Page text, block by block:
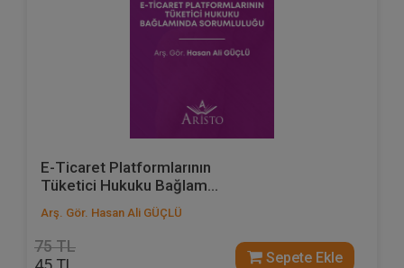
E-Ticaret Platformlarının
Tüketici Hukuku Bağlam...
Arş. Gör. Hasan Ali GÜÇLÜ
75 TL
Sepete Ekle